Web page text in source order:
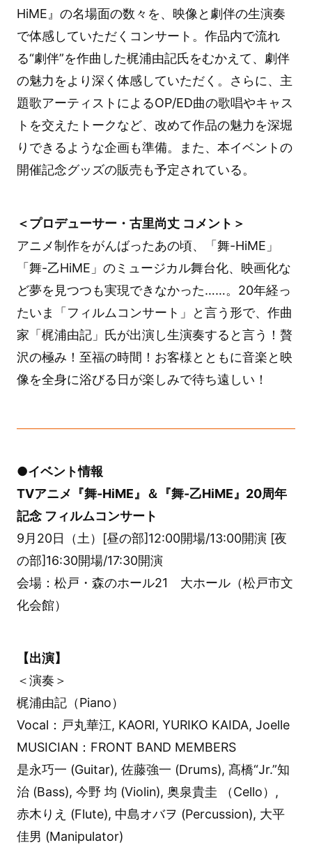
HiME』の名場面の数々を、映像と劇伴の生演奏
で体感していただくコンサート。作品内で流れ
る“劇伴”を作曲した梶浦由記氏をむかえて、劇伴
の魅力をより深く体感していただく。さらに、主
題歌アーティストによるOP/ED曲の歌唱やキャス
トを交えたトークなど、改めて作品の魅力を深堀
りできるような企画も準備。また、本イベントの
開催記念グッズの販売も予定されている。
＜プロデューサー・古里尚丈 コメント＞
アニメ制作をがんばったあの頃、「舞-HiME」
「舞-乙HiME」のミュージカル舞台化、映画化な
ど夢を見つつも実現できなかった……。20年経っ
たいま「フィルムコンサート」と言う形で、作曲
家「梶浦由記」氏が出演し生演奏すると言う！贅
沢の極み！至福の時間！お客様とともに音楽と映
像を全身に浴びる日が楽しみで待ち遠しい！
●イベント情報
TVアニメ『舞-HiME』＆『舞-乙HiME』20周年
記念 フィルムコンサート
9月20日（土）[昼の部]12:00開場/13:00開演 [夜
の部]16:30開場/17:30開演
会場：松戸・森のホール21 大ホール（松戸市文
化会館）
【出演】
＜演奏＞
梶浦由記（Piano）
Vocal：戸丸華江, KAORI, YURIKO KAIDA, Joelle
MUSICIAN：FRONT BAND MEMBERS
是永巧一 (Guitar), 佐藤強一 (Drums), 髙橋“Jr.”知
治 (Bass), 今野 均 (Violin), 奥泉貴圭 （Cello）,
赤木りえ (Flute), 中島オバヲ (Percussion), 大平
佳男 (Manipulator)